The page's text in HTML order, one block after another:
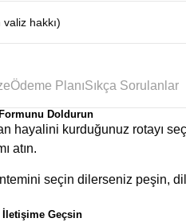
hakkı)
Ödeme Planı Sıkça Sorulanlar
Doldurun
hayalini kurduğunuz rotayı
atın.
seçin dilerseniz peşin,
İletişime Geçsin